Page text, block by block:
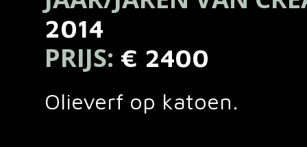
2014
PRIJS: € 2400
Olieverf op katoen.